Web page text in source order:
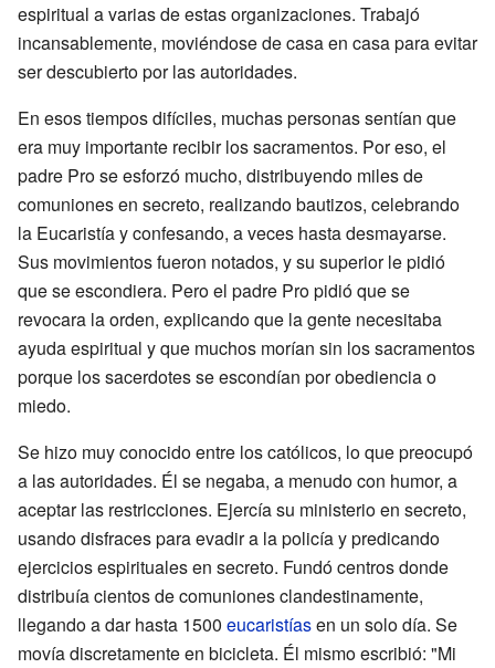
espiritual a varias de estas organizaciones. Trabajó
incansablemente, moviéndose de casa en casa para evitar
ser descubierto por las autoridades.
En esos tiempos difíciles, muchas personas sentían que
era muy importante recibir los sacramentos. Por eso, el
padre Pro se esforzó mucho, distribuyendo miles de
comuniones en secreto, realizando bautizos, celebrando
la Eucaristía y confesando, a veces hasta desmayarse.
Sus movimientos fueron notados, y su superior le pidió
que se escondiera. Pero el padre Pro pidió que se
revocara la orden, explicando que la gente necesitaba
ayuda espiritual y que muchos morían sin los sacramentos
porque los sacerdotes se escondían por obediencia o
miedo.
Se hizo muy conocido entre los católicos, lo que preocupó
a las autoridades. Él se negaba, a menudo con humor, a
aceptar las restricciones. Ejercía su ministerio en secreto,
usando disfraces para evadir a la policía y predicando
ejercicios espirituales en secreto. Fundó centros donde
distribuía cientos de comuniones clandestinamente,
llegando a dar hasta 1500 eucaristíasen un solo día. Se
movía discretamente en bicicleta. Él mismo escribió: "Mi